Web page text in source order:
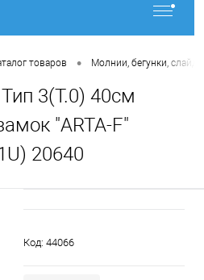
товаров • Молнии, бегунки,
3(Т.0) 40см
"ARTA-F"
20640
Код: 44066